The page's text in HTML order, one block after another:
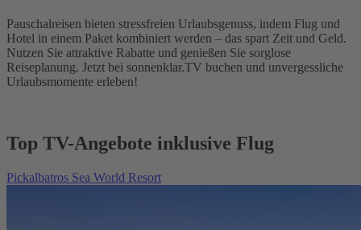
Pauschalreisen bieten stressfreien Urlaubsgenuss, indem Flug und
Hotel in einem Paket kombiniert werden – das spart Zeit und Geld.
Nutzen Sie attraktive Rabatte und genießen Sie sorglose
Reiseplanung. Jetzt bei sonnenklar.TV buchen und unvergessliche
Urlaubsmomente erleben!
Top TV-Angebote inklusive Flug
Pickalbatros Sea World Resort